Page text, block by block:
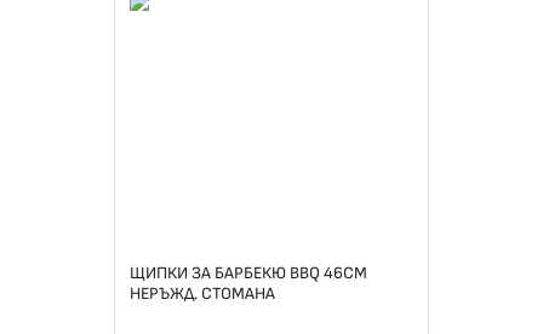
ЩИПКИ ЗА БАРБЕКЮ BBQ 46СМ
НЕРЪЖД. СТОМАНА